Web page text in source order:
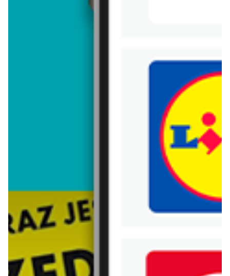
Trafiłeś na nieaktualną gazetkę
Zobacz aktualne gazetki Blix!